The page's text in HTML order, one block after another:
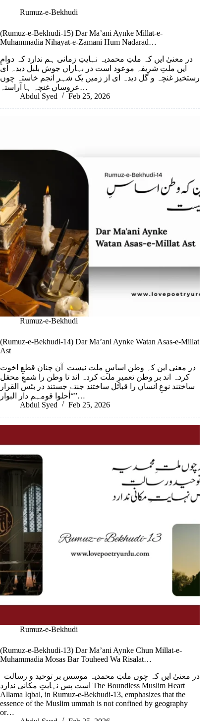
Rumuz-e-Bekhudi
(Rumuz-e-Bekhudi-15) Dar Ma’ani Aynke Millat-e-
Muhammadia Nihayat-e-Zamani Hum Nadarad…
در معنیٰ ایں کہ ملتِ محمدیہ نہایتِ زمانی ہم ندارد کہ دوامِ
ایں ملتِ شریفہ موعود است در بہاراں جوش بلبل دیدہ ای
رستخیز غنچہ و گل دیدہ ای از زمیں یک شہر انجم خاستہ چوں
عروساں غنچہ ہا آراستہ…
Abdul Syed
Feb 25, 2026
Rumuz-e-Bekhudi
(Rumuz-e-Bekhudi-14) Dar Ma’ani Aynke Watan Asas-e-Millat
Ast
در معنی این کہ وطن اساسِ ملت نیست آن چنان قطعِ اخوت
کردہ اند بر وطن تعمیرِ ملت کردہ اند تا وطن را شمعِ محفل
ساختند نوعِ انساں را قبائل ساختند جنتے جستند در بئس القرار
“أحلوا قومہم دار البوار”…
Abdul Syed
Feb 25, 2026
Rumuz-e-Bekhudi
(Rumuz-e-Bekhudi-13) Dar Ma’ani Aynke Chun Millat-e-
Muhammadia Mosas Bar Touheed Wa Risalat…
است پس نہایتِ مکانی ندارد The Boundless Muslim Heart
Allama Iqbal, in Rumuz-e-Bekhudi-13, emphasizes that the
essence of the Muslim ummah is not confined by geography
or…